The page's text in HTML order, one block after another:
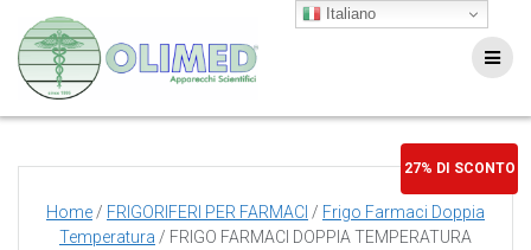
Home / FRIGORIFERI PER FARMACI / Frigo Farmaci Doppia
Temperatura / FRIGO FARMACI DOPPIA TEMPERATURA
27% DI SCONTO
Italiano